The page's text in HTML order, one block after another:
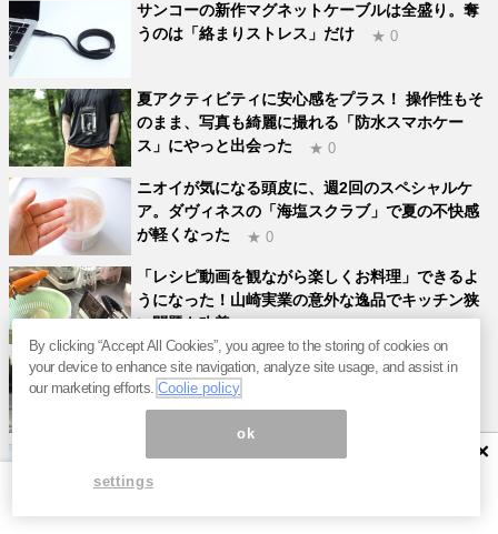
サンコーの新作マグネットケーブルは全盛り。奪
うのは「絡まりストレス」だけ
★ 0
夏アクティビティに安心感をプラス！ 操作性もそ
のまま、写真も綺麗に撮れる「防水スマホケー
ス」にやっと出会った
★ 0
ニオイが気になる頭皮に、週2回のスペシャルケ
ア。ダヴィネスの「海塩スクラブ」で夏の不快感
が軽くなった
★ 0
「レシピ動画を観ながら楽しくお料理」できるよ
うになった！山崎実業の意外な逸品でキッチン狭
い問題も改善
スマホ代を抑えたいあなたへ。OPPOのAIカメラ
モデルが3万円切ってます
無印良品やパタゴニアも。1泊2日に便利な「大き
すぎないバッグ」3選
×
By clicking “Accept All Cookies”, you agree to the storing of cookies on
your device to enhance site navigation, analyze site usage, and assist in
our marketing efforts.Coolie policy
ok
settings